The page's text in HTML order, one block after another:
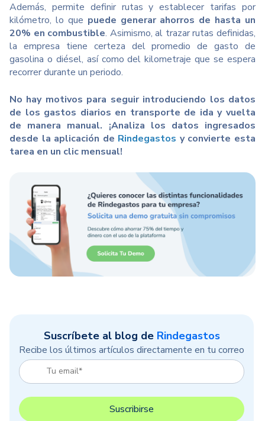
Suscríbete al blog de Rindegastos
Recibe los últimos artículos directamente en tu correo
Además, permite definir rutas y establecer tarifas por
kilómetro, lo que puede generar ahorros de hasta un
20% en combustible. Asimismo, al trazar rutas definidas,
la empresa tiene certeza del promedio de gasto de
gasolina o diésel, así como del kilometraje que se espera
recorrer durante un periodo.
No hay motivos para seguir introduciendo los datos
de los gastos diarios en transporte de ida y vuelta
de manera manual. ¡Analiza los datos ingresados
desde la aplicación de Rindegastos y convierte esta
tarea en un clic mensual!